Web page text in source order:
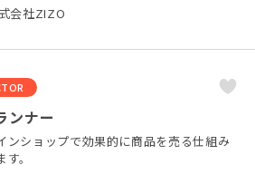
会社ZIZO
ンナー
ンショップで効果的に商品を売る仕組み
。